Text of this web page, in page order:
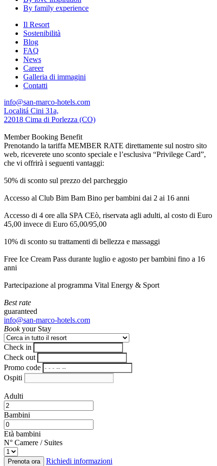
By family experience
Il Resort
Sostenibilità
Blog
FAQ
News
Career
Galleria di immagini
Contatti
info@san-marco-hotels.com
Localitá Cini 31a,
22018 Cima di Porlezza (CO)
Member Booking Benefit
Prenotando la tariffa MEMBER RATE direttamente sul nostro sito
web, riceverete uno sconto speciale e l’esclusiva “Privilege Card”,
che vi offrirà i seguenti vantaggi:
50% di sconto sul prezzo del parcheggio
Accesso al Club Bim Bam Bino per bambini dai 2 ai 16 anni
Accesso di 4 ore alla SPA CEò, riservata agli adulti, al costo di Euro
45,00 invece di Euro 65,00/95,00
10% di sconto su trattamenti di bellezza e massaggi
Free Ice Cream Pass durante luglio e agosto per bambini fino a 16
anni
Partecipazione al programma Vital Energy & Sport
Best rate
guaranteed
info@san-marco-hotels.com
Bookyour Stay
Check in
Check out
Promo code
Ospiti
Adulti
Bambini
Età bambini
N° Camere / Suites
Prenota ora
Richiedi informazioni